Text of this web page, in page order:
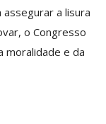
a lisura
o Congresso
moralidade e da